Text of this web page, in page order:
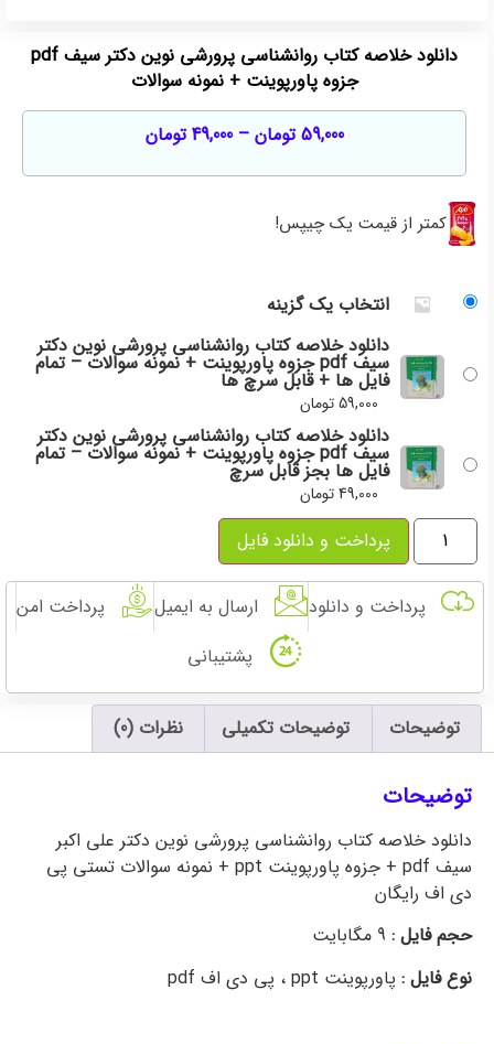
دانلود خلاصه کتاب روانشناسی پرورشی نوین دکتر سیف pdf
جزوه پاورپوینت + نمونه سوالات
59,000 تومان –
49,000 تومان
کمتر از قیمت یک چیپس!
انتخاب یک گزینه
دانلود خلاصه کتاب روانشناسی پرورشی نوین دکتر
سیف pdf جزوه پاورپوینت + نمونه سوالات – تمام
فایل ها + قابل سرچ ها
59,000تومان
دانلود خلاصه کتاب روانشناسی پرورشی نوین دکتر
سیف pdf جزوه پاورپوینت + نمونه سوالات – تمام
فایل ها بجز قابل سرچ
49,000تومان
پرداخت و دانلود فایل
پرداخت و دانلود ارسال به ایمیل
پرداخت امن
پشتیبانی
توضیحات توضیحات تکمیلی نظرات (0)
توضیحات
دانلود خلاصه کتاب روانشناسی پرورشی نوین دکتر علی اکبر
سیف pdf + جزوه پاورپوینت ppt + نمونه سوالات تستی پی
دی اف رایگان
حجم فایل : 9 مگابایت
نوع فایل : پاورپوینت ppt ، پی دی اف pdf